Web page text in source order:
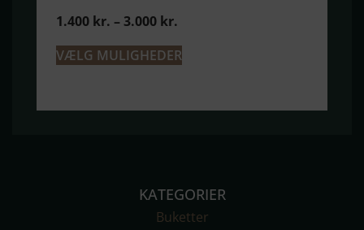
1.400 kr. – 3.000 kr.
VÆLG MULIGHEDER
KATEGORIER
Buketter